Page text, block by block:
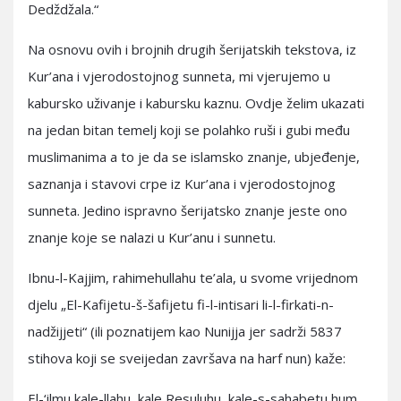
Dedždžala.“
Na osnovu ovih i brojnih drugih šerijatskih tekstova, iz
Kur’ana i vjerodostojnog sunneta, mi vjerujemo u
kabursko uživanje i kabursku kaznu. Ovdje želim ukazati
na jedan bitan temelj koji se polahko ruši i gubi među
muslimanima a to je da se islamsko znanje, ubjeđenje,
saznanja i stavovi crpe iz Kur’ana i vjerodostojnog
sunneta. Jedino ispravno šerijatsko znanje jeste ono
znanje koje se nalazi u Kur’anu i sunnetu.
Ibnu-l-Kajjim, rahimehullahu te’ala, u svome vrijednom
djelu „El-Kafijetu-š-šafijetu fi-l-intisari li-l-firkati-n-
nadžijjeti“ (ili poznatijem kao Nunijja jer sadrži 5837
stihova koji se sveijedan završava na harf nun) kaže: